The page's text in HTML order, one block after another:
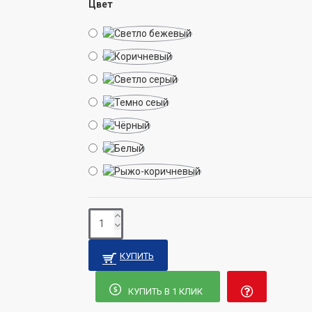
Меры предосторожности и эксплуатация
Этот товар не подходит для детей !
использовании этого предмета.
повреждений и выбросьте, если какая-
отсоединилась. Для дополнительной
размещать продукт у стены или в углу.
мебели, не размещайте ее под прямыми
местах с повышенной влажностью - это
для наружного использования.
Цвет
КУПИТЬ
КУПИТЬ В 1 КЛИК